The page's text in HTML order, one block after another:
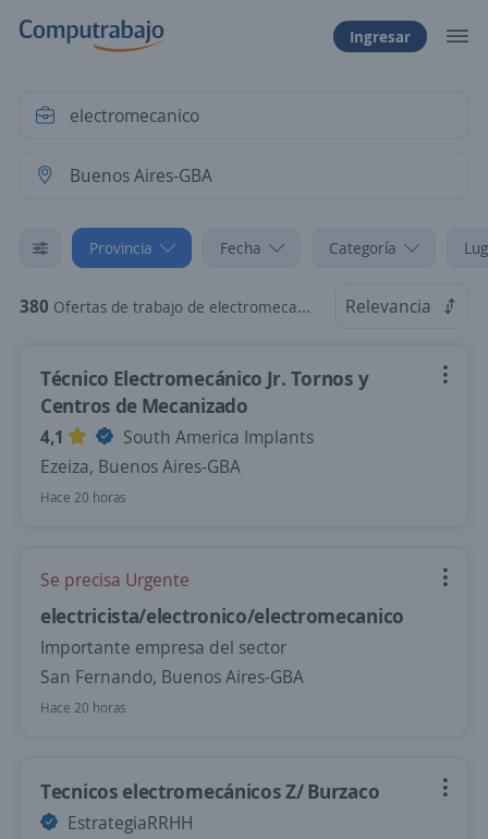
Ingresar
Provincia Fecha Categoría
380 Ofertas de trabajo de electromecanico en Buenos Aires-GBA Relevancia
Técnico Electromecánico Jr. Tornos y
Centros de Mecanizado
4,1
South America Implants
Ezeiza, Buenos Aires-GBA
Hace 20 horas
Se precisa Urgente
electricista/electronico/electromecanico
Importante empresa del sector
San Fernando, Buenos Aires-GBA
Hace 20 horas
Tecnicos electromecánicos Z/ Burzaco
EstrategiaRRHH